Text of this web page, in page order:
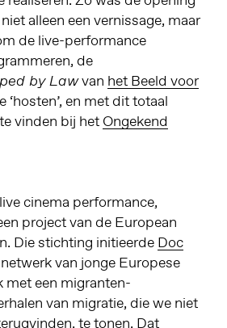
alleen een vernissage, maar
de live-performance
de
by Lawvan het Beeld voor
en met dit totaal
vinden bij het Ongekend
cinema performance,
project van de European
Die stichting initieerde Doc
van jonge Europese
met een migranten-
van migratie, die we niet
te tonen. Dat